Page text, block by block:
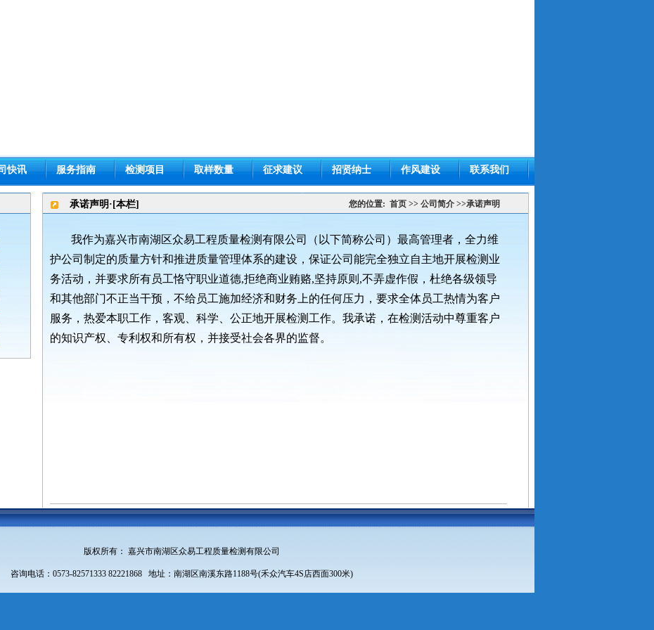
快讯 服务指南 检测项目 取样数量 征求建议 招贤纳士 作风建设 联系我们
承诺声明·[本栏] 您的位置: 首页>> 公司简介>>承诺声明
我作为嘉兴市南湖区众易工程质量检测有限公司（以下简称公司）最高管理者，全力维
护公司制定的质量方针和推进质量管理体系的建设，保证公司能完全独立自主地开展检测业
务活动，并要求所有员工恪守职业道德,拒绝商业贿赂,坚持原则 ,不弄虚作假，杜绝各级领导
和其他部门不正当干预，不给员工施加经济和财务上的任何压力，要求全体员工热情为客户
服务，热爱本职工作，客观、科学、公正地开展检测工作。我承诺，在检测活动中尊重客户
的知识产权、专利权和所有权，并接受社会各界的监督。
版权所有： 嘉兴市南湖区众易工程质量检测有限公司
咨询电话：0573-82571333 82221868 地址：南湖区南溪东路1188号(禾众汽车4S店西面300米)